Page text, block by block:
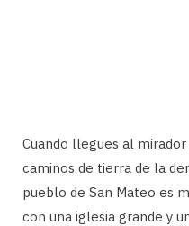
Cuando llegues al
caminos de tierra de la
pueblo de San Mateo es
con una iglesia grande y